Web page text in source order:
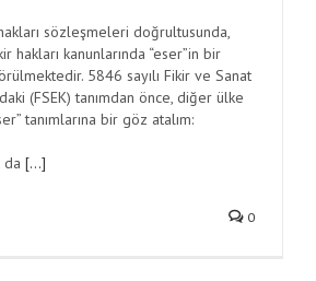
sözleşmeleri doğrultusunda,
hakları kanunlarında “eser”in bir
5846 sayılı Fikir ve Sanat
(FSEK) tanımdan önce, diğer ülke
tanımlarına bir göz atalım:
da […]
0